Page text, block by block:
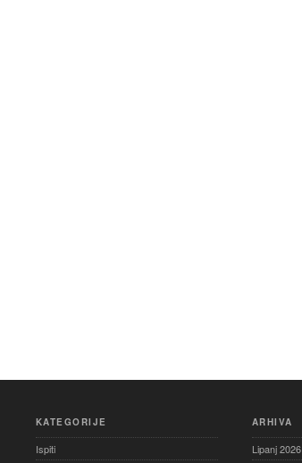
KATEGORIJE
Ispiti
ARHIVA
Lipanj 2026